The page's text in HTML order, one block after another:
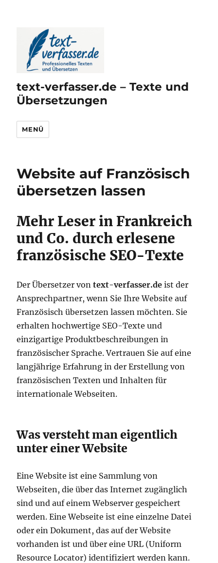
text-verfasser.de – Texte und
Übersetzungen
MENÜ
Website auf Französisch
übersetzen lassen
Mehr Leser in Frankreich
und Co. durch erlesene
französische SEO-Texte
Der Übersetzer vontext-verfasser.de ist der
Ansprechpartner, wenn Sie Ihre Website auf
Französisch übersetzen lassen möchten. Sie
erhalten hochwertige SEO-Texte und
einzigartige Produktbeschreibungen in
französischer Sprache. Vertrauen Sie auf eine
langjährige Erfahrung in der Erstellung von
französischen Texten und Inhalten für
internationale Webseiten.
Was versteht man eigentlich
unter einer Website
Eine Website ist eine Sammlung von
Webseiten, die über das Internet zugänglich
sind und auf einem Webserver gespeichert
werden. Eine Webseite ist eine einzelne Datei
oder ein Dokument, das auf der Website
vorhanden ist und über eine URL (Uniform
Resource Locator) identifiziert werden kann.